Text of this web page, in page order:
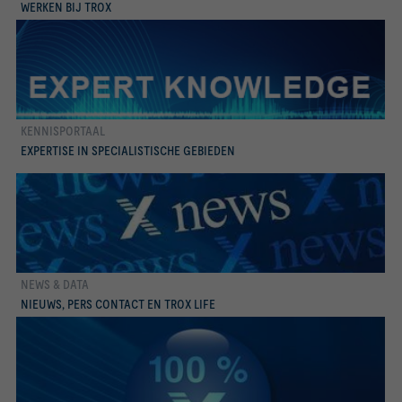
WERKEN BIJ TROX
KENNISPORTAAL
EXPERTISE IN SPECIALISTISCHE GEBIEDEN
Lees meer
NEWS & DATA
NIEUWS, PERS CONTACT EN TROX LIFE
Lees meer